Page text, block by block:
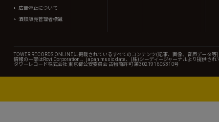
広告停止について
酒類販売管理者標識
TOWER RECORDS ONLINEに掲載されているすべてのコンテンツ(記事、画像、音声データ
情報の一部はRovi Corporation.、japan music data、(株)シーディージャーナルより提供され
タワーレコード株式会社 東京都公安委員会 古物商許可 第302191605310号